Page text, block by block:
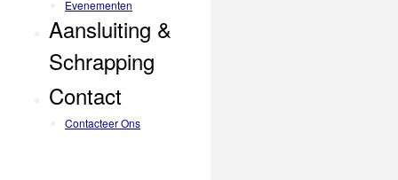
Evenementen
Aansluiting &
Schrapping
Contact
Contacteer Ons